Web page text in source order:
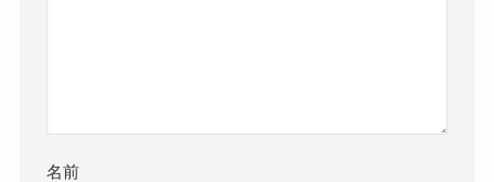
名前